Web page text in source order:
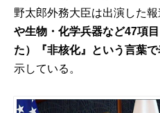
野太郎外務大臣は出演した
や生物・化学兵器など47項
た）『非核化』という言葉
示している。